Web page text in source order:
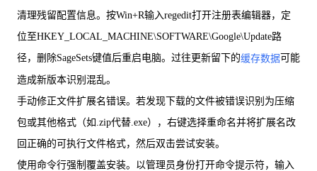
清理残留配置信息。按Win+R输入regedit打开注册表编辑器，定
位至HKEY_LOCAL_MACHINE\SOFTWARE\Google\Update路
径，删除SageSets键值后重启电脑。过往更新留下的缓存数据可能
造成新版本识别混乱。
手动修正文件扩展名错误。若发现下载的文件被错误识别为压缩
包或其他格式（如.zip代替.exe），右键选择重命名并将扩展名改
回正确的可执行文件格式，然后双击尝试安装。
使用命令行强制覆盖安装。以管理员身份打开命令提示符，输入